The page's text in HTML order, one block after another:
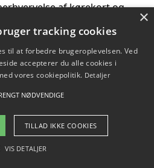
af kørekort og
kørsel hos en køreskole i
- Pilanto Aps
×
tracking cookies
til at forbedre brugeroplevelsen. Ved
accepterer du alle cookies i
vores cookiepolitik. Detaljer
NØDVENDIGE
TILLAD IKKE COOKIES
VIS DETALJER